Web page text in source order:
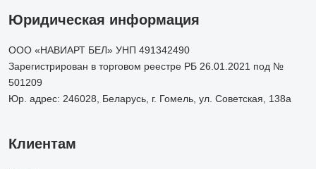
Юридическая информация
ООО «НАВИАРТ БЕЛ» УНП 491342490
Зарегистрирован в торговом реестре РБ 26.01.2021 под №
501209
Юр. адрес: 246028, Беларусь, г. Гомель, ул. Советская, 138а
Клиентам